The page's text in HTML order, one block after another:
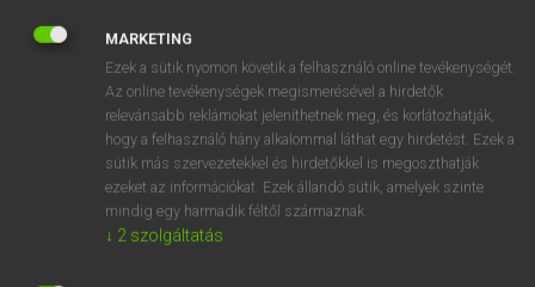
SZOTAR.NET APPLIKÁCIÓ
MICROSOFT OFFICE BŐVÍTMÉNY
BEÉPÜLŐ SZÓTÁRMODUL
ONLINE NYELVVIZSGA
MARKETING
Ezek a sütik nyomon követik a felhasználó online tevékenységét.
Az online tevékenységek megismerésével a hirdetők
relevánsabb reklámokat jeleníthetnek meg, és korlátozhatják,
hogy a felhasználó hány alkalommal láthat egy hirdetést. Ezek a
sütik más szervezetekkel és hirdetőkkel is megoszthatják
ezeket az információkat. Ezek állandó sütik, amelyek szinte
mindig egy harmadik féltől származnak.
↓ 2 szolgáltatás